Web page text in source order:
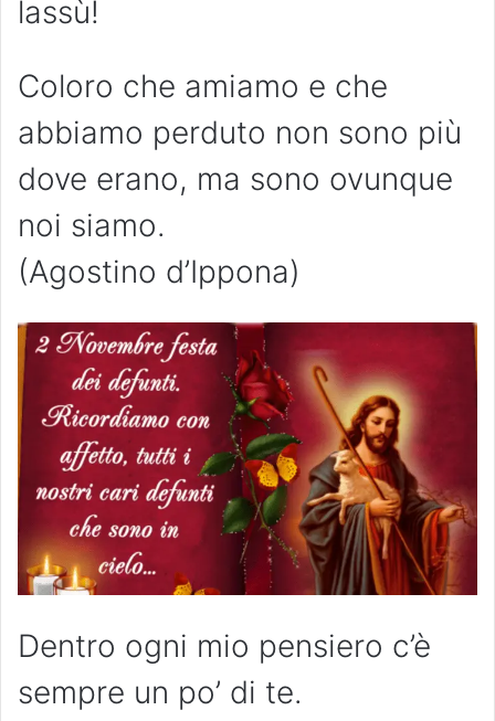
lassù!
Coloro che amiamo e che
abbiamo perduto non sono più
dove erano, ma sono ovunque
noi siamo.
(Agostino d’Ippona)
Dentro ogni mio pensiero c’è
sempre un po’ di te.